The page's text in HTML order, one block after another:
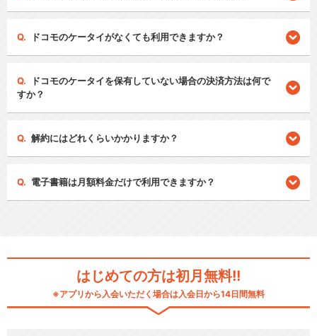
ドコモのケータイがなくても利用できますか？
ドコモのケータイを保有していない場合の決済方法は何で
すか？
解約にはどれくらいかかりますか？
電子書籍は月額料金だけで利用できますか？
はじめての方は初月無料!!
※アプリから入会いただく場合は入会日から14日間無料